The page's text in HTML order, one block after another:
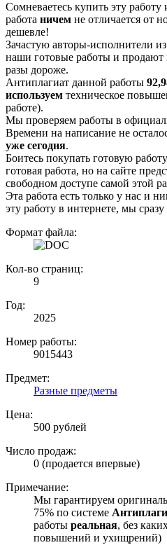
Сомневаетесь купить эту работу
работа ничем не отличается от
дешевле!
Зачастую авторы-исполнители
наши готовые работы и продают
разы дороже.
Антиплагиат данной работы
используем техническое
работе).
Мы проверяем работы в
Времени на написание не
уже сегодня.
Боитесь покупать готовую
готовая работа, но на сайте
свободном доступе самой этой
Эта работа есть только у нас и
эту работу в интернете, мы
Формат файла:
Кол-во страниц:
9
Год:
2025
Номер работы:
9015443
Предмет:
Разные предметы
Цена:
500 рублей
Число продаж:
0 (продается впервые)
Примечание:
Мы гарантируем
75% по системе
работы реальная, без
повышений и ухищрений)